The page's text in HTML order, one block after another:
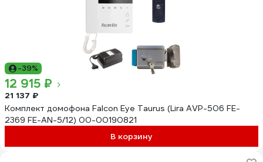
-39%
12 915 ₽
21 137 ₽
Комплект домофона Falcon Eye Taurus (Lira AVP-506 FE-
2369 FE-AN-5/12) 00-00190821
В корзину